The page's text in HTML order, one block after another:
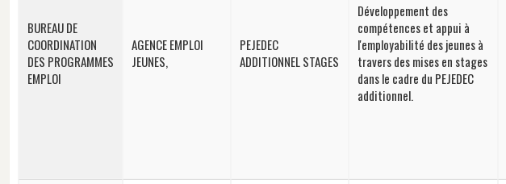
BUREAU DE
COORDINATION
DES PROGRAMMES
EMPLOI
AGENCE EMPLOI
JEUNES,
PEJEDEC
ADDITIONNEL STAGES
Développement des
compétences et appui à
l'employabilité des jeunes à
travers des mises en stages
dans le cadre du PEJEDEC
additionnel.